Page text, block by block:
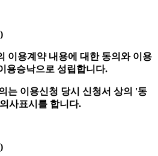
이용계약 내용에 대한 동의와 이용
용승낙으로 성립합니다.
는 이용신청 당시 신청서 상의 '동
사표시를 합니다.